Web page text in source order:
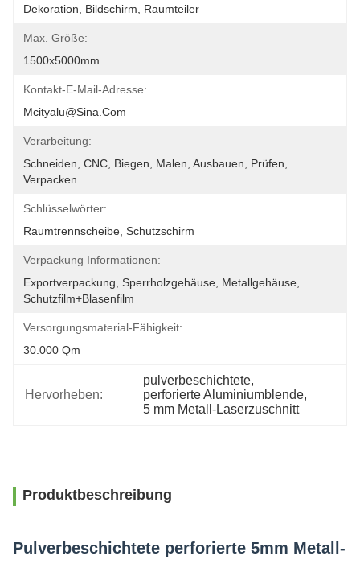
Dekoration, Bildschirm, Raumteiler
Max. Größe:
1500x5000mm
Kontakt-E-Mail-Adresse:
Mcityalu@sina.com
Verarbeitung:
Schneiden, CNC, Biegen, Malen, Ausbauen, Prüfen,
Verpacken
Schlüsselwörter:
Raumtrennscheibe, Schutzschirm
Verpackung Informationen:
Exportverpackung, Sperrholzgehäuse, Metallgehäuse,
Schutzfilm+Blasenfilm
Versorgungsmaterial-Fähigkeit:
30.000 Qm
Hervorheben:
pulverbeschichtete,
perforierte Aluminiumblende,
5 mm Metall-Laserzuschnitt
Produktbeschreibung
Pulverbeschichtete perforierte 5mm Metall-